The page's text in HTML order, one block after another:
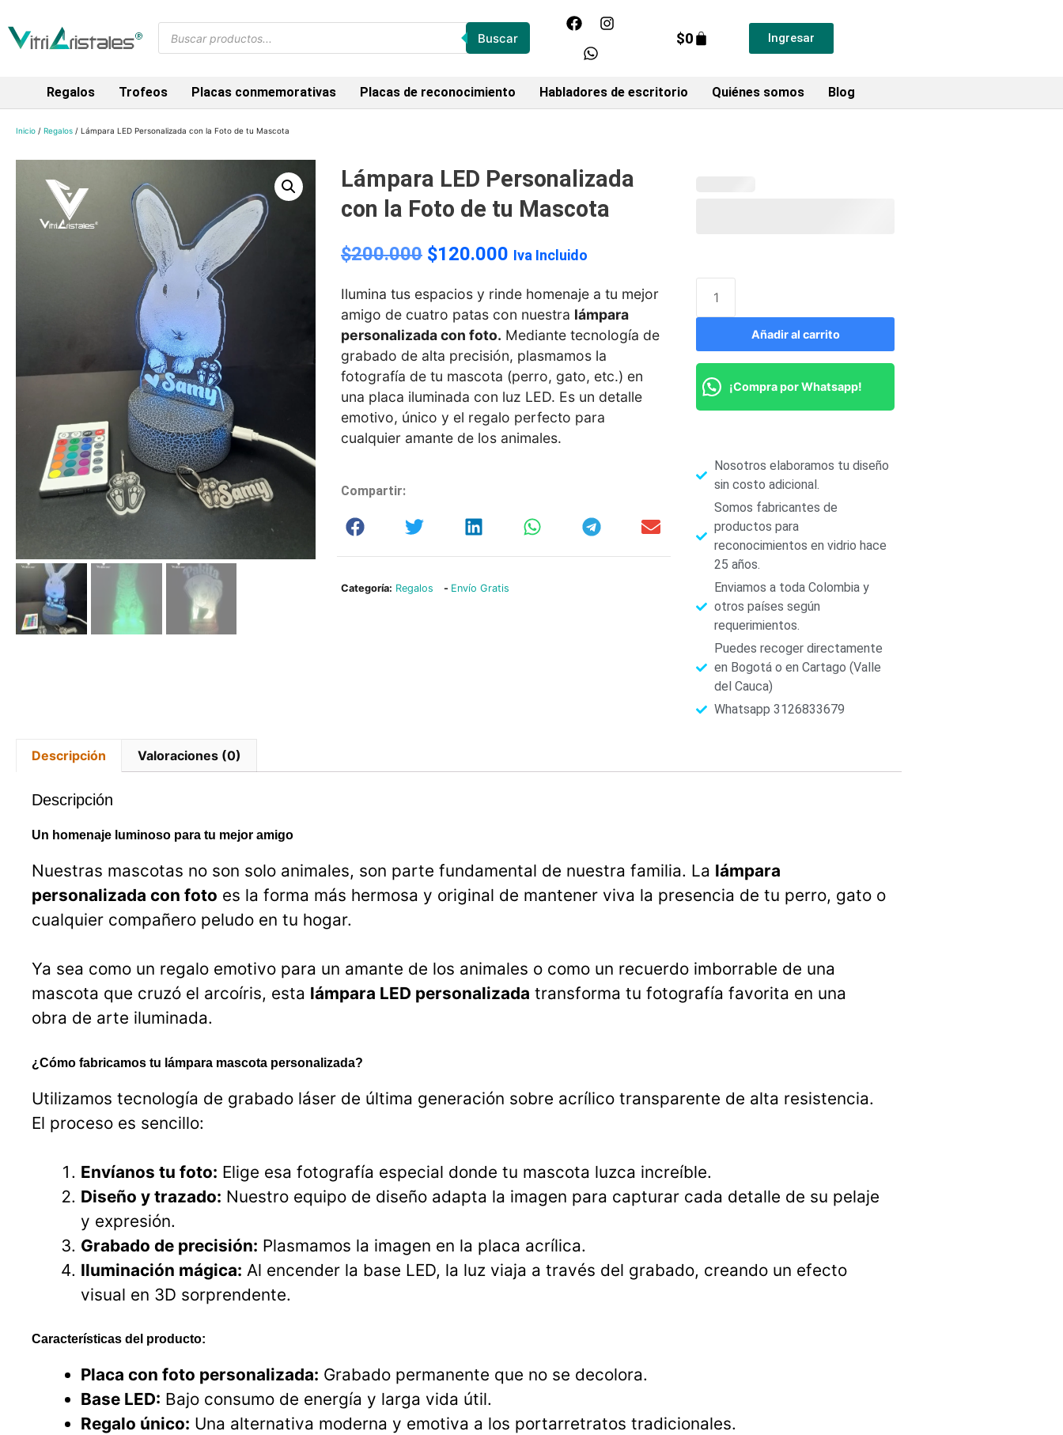
Buscar $0 Ingresar
Regalos Trofeos Placas conmemorativas Placas de reconocimiento Habladores de escritorio Quiénes somos Blog
Inicio / Regalos / Lámpara LED Personalizada con la Foto de tu Mascota
Lámpara LED Personalizada
con la Foto de tu Mascota
$200.000 $120.000 Iva Incluido
Ilumina tus espacios y rinde homenaje a tu mejor
amigo de cuatro patas con nuestra lámpara
personalizada con foto. Mediante tecnología de
grabado de alta precisión, plasmamos la
fotografía de tu mascota (perro, gato, etc.) en
una placa iluminada con luz LED. Es un detalle
emotivo, único y el regalo perfecto para
cualquier amante de los animales.
Compartir:
Categoría: Regalos - Envío Gratis
Añadir al carrito
¡Compra por Whatsapp!
Nosotros elaboramos tu diseño
sin costo adicional.
Somos fabricantes de
productos para
reconocimientos en vidrio hace
25 años.
Enviamos a toda Colombia y
otros países según
requerimientos.
Puedes recoger directamente
en Bogotá o en Cartago (Valle
del Cauca)
Whatsapp 3126833679
Descripción Valoraciones (0)
Descripción
Un homenaje luminoso para tu mejor amigo
Nuestras mascotas no son solo animales, son parte fundamental de nuestra familia. La lámpara
personalizada con foto es la forma más hermosa y original de mantener viva la presencia de tu perro, gato o
cualquier compañero peludo en tu hogar.
Ya sea como un regalo emotivo para un amante de los animales o como un recuerdo imborrable de una
mascota que cruzó el arcoíris, esta lámpara LED personalizada transforma tu fotografía favorita en una
obra de arte iluminada.
¿Cómo fabricamos tu lámpara mascota personalizada?
Utilizamos tecnología de grabado láser de última generación sobre acrílico transparente de alta resistencia.
El proceso es sencillo:
Envíanos tu foto: Elige esa fotografía especial donde tu mascota luzca increíble.
Diseño y trazado: Nuestro equipo de diseño adapta la imagen para capturar cada detalle de su pelaje
y expresión.
Grabado de precisión: Plasmamos la imagen en la placa acrílica.
Iluminación mágica: Al encender la base LED, la luz viaja a través del grabado, creando un efecto
visual en 3D sorprendente.
Características del producto:
Placa con foto personalizada: Grabado permanente que no se decolora.
Base LED: Bajo consumo de energía y larga vida útil.
Regalo único: Una alternativa moderna y emotiva a los portarretratos tradicionales.